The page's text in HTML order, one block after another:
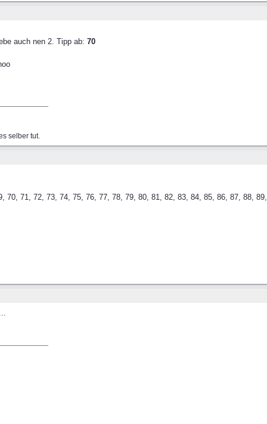
auch nen 2. Tipp ab: 70
selber tut.
70, 71, 72, 73, 74, 75, 76, 77, 78, 79, 80, 81, 82, 83, 84, 85, 86, 87, 88,